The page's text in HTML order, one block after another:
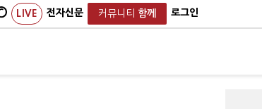
LIVE 전자신문 커뮤니티 함께 로그인